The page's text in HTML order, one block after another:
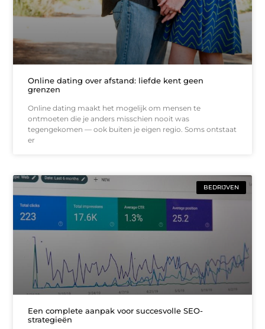
Online dating over afstand: liefde kent geen
grenzen
Online dating maakt het mogelijk om mensen te
ontmoeten die je anders misschien nooit was
tegengekomen — ook buiten je eigen regio. Soms ontstaat
er
BEDRIJVEN
Een complete aanpak voor succesvolle SEO-
strategieën